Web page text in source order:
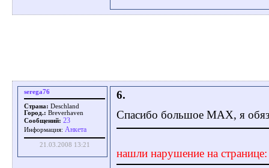
serega76
Страна: Deschland
Город.: Breverhaven
Сообщений: 23
Информация: Aнкета
21.03.2008 13:21
6.
Спасибо большое MAX, я
нашли нарушение на